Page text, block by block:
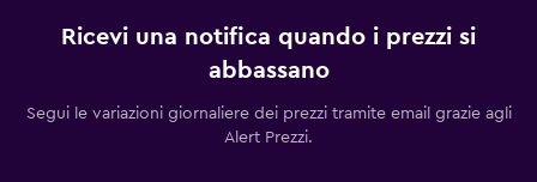
Ricevi una notifica quando i prezzi si
abbassano
Segui le variazioni giornaliere dei prezzi tramite email grazie agli
Alert Prezzi.